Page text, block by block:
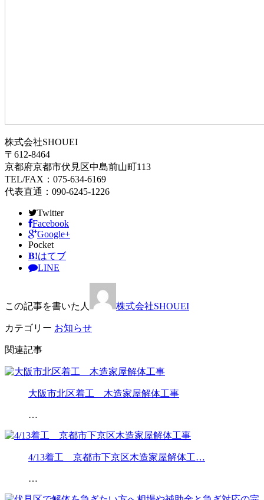
株式会社SHOUEI
〒612-8464
京都府京都市伏見区中島前山町113
TEL/FAX：075-634-6169
代表直通：090-6245-1226
Twitter
Facebook
Google+
Pocket
B!はてブ
LINE
この記事を書いた人 株式会社SHOUEI
カテゴリー お知らせ
関連記事
大阪市北区着工 木造家屋解体工事
…
4/13着工 京都市下京区木造家屋解体工…
…